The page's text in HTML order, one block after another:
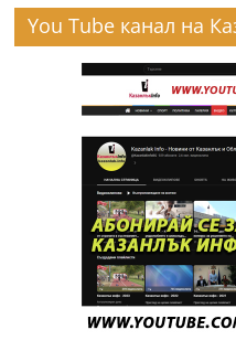
You Tube канал на